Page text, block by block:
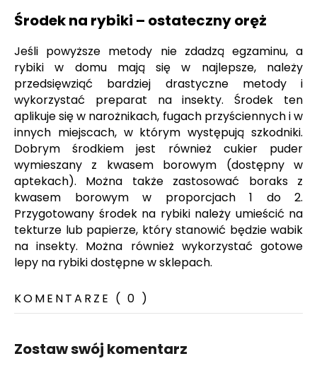
Środek na rybiki – ostateczny oręż
Jeśli powyższe metody nie zdadzą egzaminu, a
rybiki w domu mają się w najlepsze, należy
przedsięwziąć bardziej drastyczne metody i
wykorzystać preparat na insekty. Środek ten
aplikuje się w narożnikach, fugach przyściennych i w
innych miejscach, w którym występują szkodniki.
Dobrym środkiem jest również cukier puder
wymieszany z kwasem borowym (dostępny w
aptekach). Można także zastosować boraks z
kwasem borowym w proporcjach 1 do 2.
Przygotowany środek na rybiki należy umieścić na
tekturze lub papierze, który stanowić będzie wabik
na insekty. Można również wykorzystać gotowe
lepy na rybiki dostępne w sklepach.
KOMENTARZE ( 0 )
Zostaw swój komentarz